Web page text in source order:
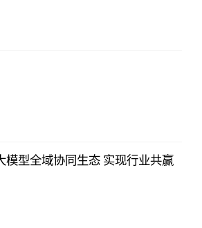
模型全域协同生态 实现行业共赢